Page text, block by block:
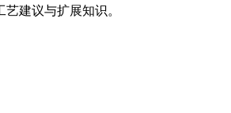
艺建议与扩展知识。